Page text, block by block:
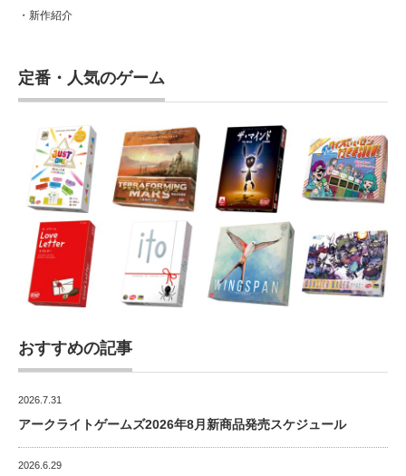
・新作紹介
定番・人気のゲーム
おすすめの記事
2026.7.31
アークライトゲームズ2026年8月新商品発売スケジュール
2026.6.29